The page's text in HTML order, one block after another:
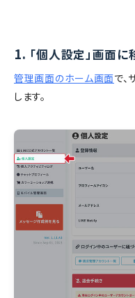
1. 「個人設定」画面に
管理画面のホーム画面で
します。